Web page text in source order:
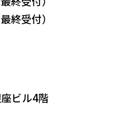
終受付）
ビル4階